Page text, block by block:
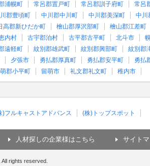
浦幌町 常呂郡置戸町 常呂郡訓子府町 常呂
郡豊頃町 中川郡中川町 中川郡美深町 中川
高郡新ひだか町 檜山郡厚沢部町 檜山郡江差町
内村 古宇郡泊村 古平郡古平町 北斗市
遠軽町 紋別郡雄武町 紋別郡興部町 紋別郡
夕張市 勇払郡厚真町 勇払郡安平町 勇払
郡小平町 留萌市 礼文郡礼文町 稚内市
)フルキャストアドバンス (株)トップスポット
人材探しの企業様はこちら サイト
rights reserved.